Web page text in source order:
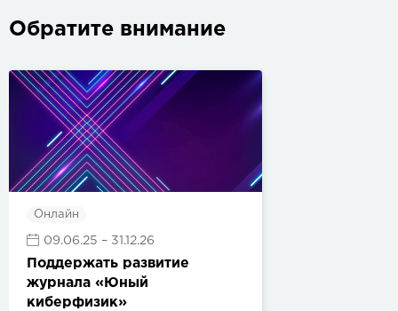
Обратите внимание
Онлайн
09.06.25 – 31.12.26
Поддержать развитие
журнала «Юный
киберфизик»